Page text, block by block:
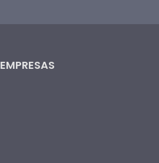
EMPRESAS